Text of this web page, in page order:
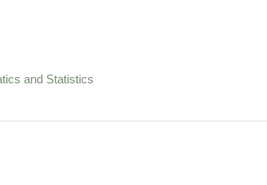
and Statistics